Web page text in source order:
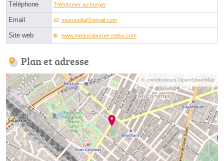
Téléphone Téléphoner au burger
Email musouellajⓐgmail.com
Site web www.medusaburger.eatbu.com
Plan et adresse
© contributeurs OpenStreetMap